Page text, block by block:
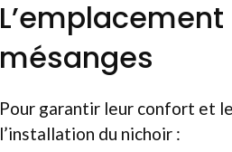
mésanges
Pour garantir leur confort et
l’installation du nichoir :